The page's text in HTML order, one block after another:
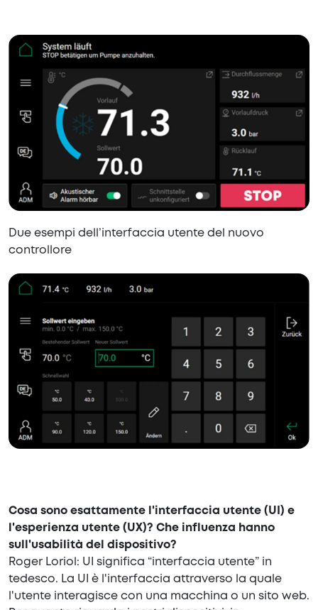
Cosa sono esattamente l'interfaccia utente (UI) e
l'esperienza utente (UX)? Che influenza hanno
sull'usabilità del dispositivo?
Roger Loriol: UI significa “interfaccia utente” in
tedesco. La UI è l'interfaccia attraverso la quale
l'utente interagisce con una macchina o un sito web.
Due esempi dell’interfaccia utente del nuovo
controllore